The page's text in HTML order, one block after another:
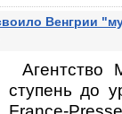
Венгрии
Агентство
ступень до